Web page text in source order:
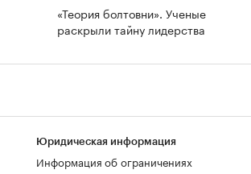
«Теория болтовни». Ученые
раскрыли тайну лидерства
Юридическая информация
Информация об ограничениях